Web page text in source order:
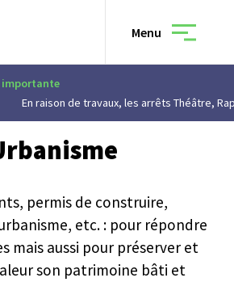
les arrêts Théâtre, Rapp, Vauban et
Menu
Vivre à Biesheim
— Urbanisme
permis de construire,
etc. : pour répondre
mais aussi pour préserver et
son patrimoine bâti et